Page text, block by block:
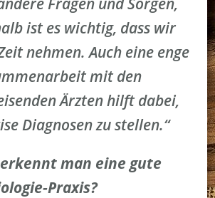
ist es wichtig, dass wir
nehmen. Auch eine enge
mit den
Ärzten hilft dabei,
Diagnosen zu stellen.“
man eine gute
Praxis?